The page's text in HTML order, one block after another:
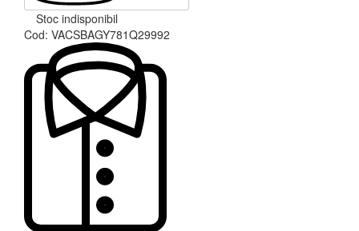
Stoc indisponibil
Cod: VACSBAGY781Q29992